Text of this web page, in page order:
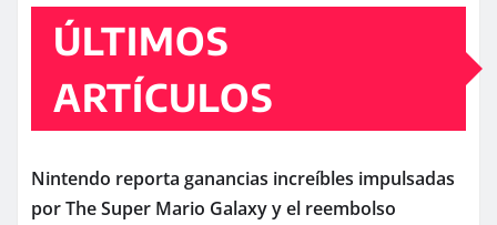
ÚLTIMOS
ARTÍCULOS
Nintendo reporta ganancias increíbles impulsadas
por The Super Mario Galaxy y el reembolso